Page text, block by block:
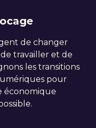
de changer
travailler et de
les transitions
pour
économique